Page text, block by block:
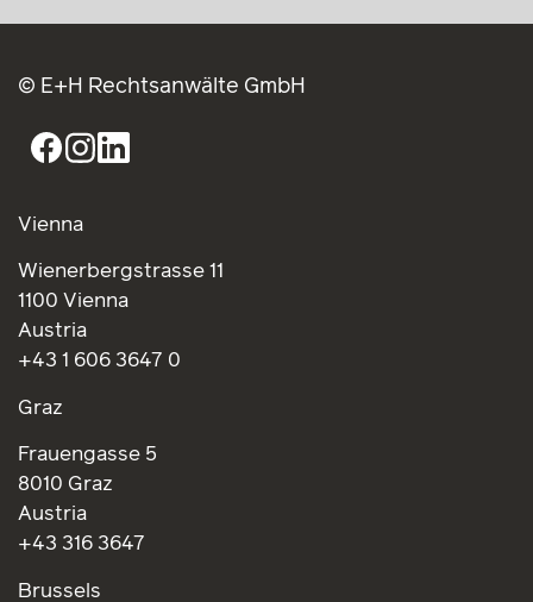
© E+H Rechtsanwälte GmbH
Vienna
Wienerbergstrasse 11
1100 Vienna
Austria
+43 1 606 3647 0
Graz
Frauengasse 5
8010 Graz
Austria
+43 316 3647
Brussels